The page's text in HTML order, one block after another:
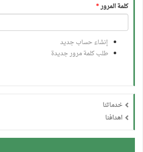
كلمة المرور*
إنشاء حساب جديد
طلب كلمة مرور جديدة
خدماتنا
اهدافنا